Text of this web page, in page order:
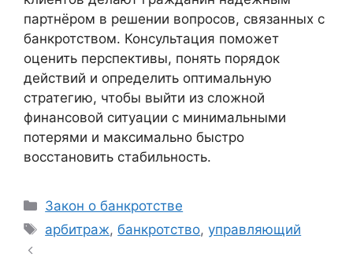
партнёром в решении вопросов, связанных с
банкротством. Консультация поможет
оценить перспективы, понять порядок
действий и определить оптимальную
стратегию, чтобы выйти из сложной
финансовой ситуации с минимальными
потерями и максимально быстро
восстановить стабильность.
Рубрики
Закон о банкротстве
Метки
арбитраж,банкротство,управляющий